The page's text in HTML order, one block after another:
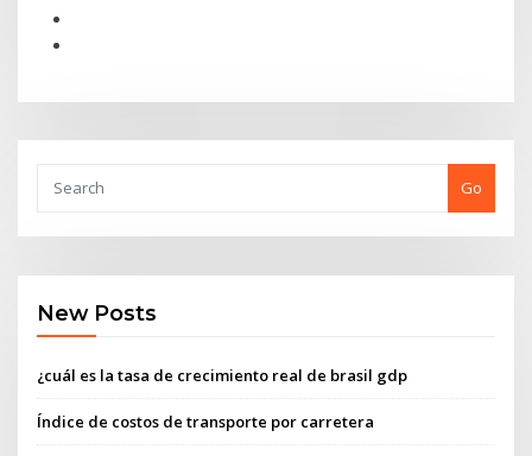
Go
New Posts
¿cuál es la tasa de crecimiento real de brasil gdp
Índice de costos de transporte por carretera